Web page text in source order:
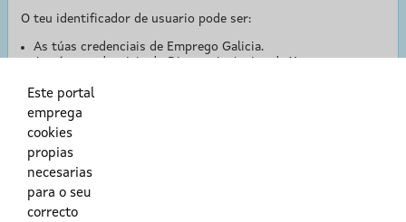
O teu identificador de usuario pode ser:
As túas credenciais de Emprego Galicia.
O teu DNI ou o teu NIE.
Este portal
emprega
cookies
propias
necesarias
para o seu
correcto